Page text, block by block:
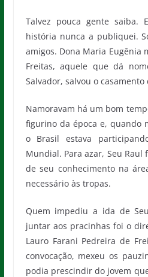
Talvez pouca gente saiba.
história nunca a publiquei.
amigos. Dona Maria Eugênia
Freitas, aquele que dá
Salvador, salvou o casamento
Namoravam há um bom
figurino da época e, quando
o Brasil estava
Mundial. Para azar, Seu Raul
de seu conhecimento na
necessário às tropas.
Quem impediu a ida de
juntar aos pracinhas foi o
Lauro Farani Pedreira de
convocação, mexeu os
podia prescindir do jovem